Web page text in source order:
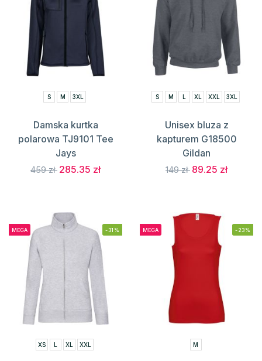
S M 3XL
Damska kurtka
polarowa TJ9101 Tee
Jays
459 zł 285.35 zł
S M L XL XXL 3XL
Unisex bluza z
kapturem G18500
Gildan
149 zł 89.25 zł
MEGA -31%
XS L XL XXL
MEGA -23%
M